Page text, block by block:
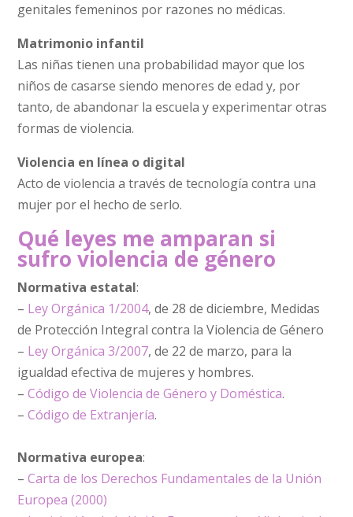
genitales femeninos por razones no médicas.
Matrimonio infantil
Las niñas tienen una probabilidad mayor que los
niños de casarse siendo menores de edad y, por
tanto, de abandonar la escuela y experimentar otras
formas de violencia.
Violencia en línea o digital
Acto de violencia a través de tecnología contra una
mujer por el hecho de serlo.
Qué leyes me amparan si
sufro violencia de género
Normativa estatal:
– Ley Orgánica 1/2004, de 28 de diciembre, Medidas
de Protección Integral contra la Violencia de Género
– Ley Orgánica 3/2007, de 22 de marzo, para la
igualdad efectiva de mujeres y hombres.
–Código de Violencia de Género y Doméstica.
–Código de Extranjería.
Normativa europea:
–Carta de los Derechos Fundamentales de la Unión
Europea (2000)